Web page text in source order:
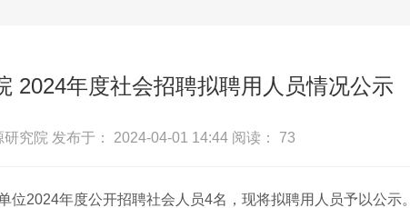
2024年度社会招聘拟聘用人员情况公示
研究院 发布于： 2024-04-01 14:44 阅读： 73
2024年度公开招聘社会人员4名，现将拟聘用人员予以公示。